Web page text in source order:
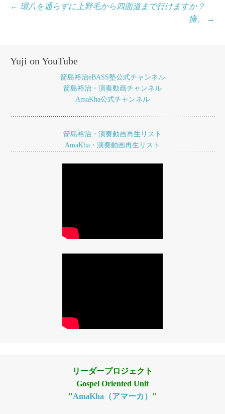
投
ビ
← 環八を通らずに上野毛から四面道まで行けますか？
痛。
→
Yuji on YouTube
箭島裕治eBASS塾公式チャンネル
箭島裕治・演奏動画チャンネル
AmaKha公式チャンネル
箭島裕治・演奏動画再生リスト
AmaKha・演奏動画再生リスト
リーダープロジェクト
Gospel Oriented Unit
"AmaKha（アマーカ） "